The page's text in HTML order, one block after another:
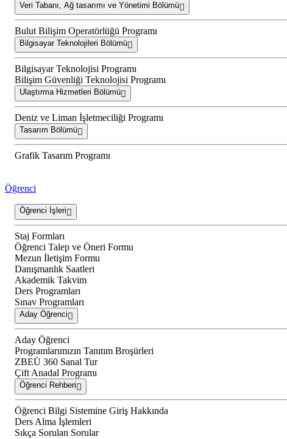
Veri Tabanı, Ağ tasarımı ve Yönetimi Bölümü
Bulut Bilişim Operatörlüğü Programı
Bilgisayar Teknolojileri Bölümü
Bilgisayar Teknolojisi Programı
Bilişim Güvenliği Teknolojisi Programı
Ulaştırma Hizmetleri Bölümü
Deniz ve Liman İşletmeciliği Programı
Tasarım Bölümü
Grafik Tasarım Programı
Öğrenci
Öğrenci İşleri
Staj Formları
Öğrenci Talep ve Öneri Formu
Mezun İletişim Formu
Danışmanlık Saatleri
Akademik Takvim
Ders Programları
Sınav Programları
Aday Öğrenci
Aday Öğrenci
Programlarımızın Tanıtım Broşürleri
ZBEÜ 360 Sanal Tur
Çift Anadal Programı
Öğrenci Rehberi
Öğrenci Bilgi Sistemine Giriş Hakkında
Ders Alma İşlemleri
Sıkça Sorulan Sorular